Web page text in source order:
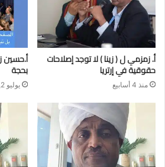
أ. زمزمي ل ( زينا ) لا توجد إصلاحات
حقوقية في إرتريا
منذ 4 أسابيع
أ.حسين
بحجة
يوليو 2, 2026